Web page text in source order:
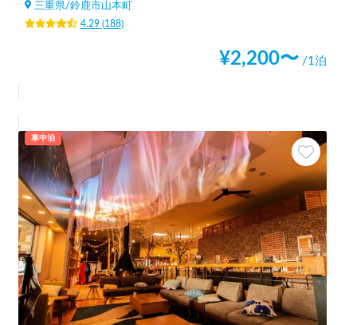
三重県/鈴鹿市山本町
4.29(188)
¥2,200〜 /1泊
車中泊